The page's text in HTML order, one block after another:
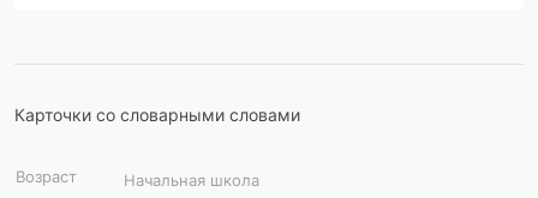
Карточки со словарными словами
Возраст
Начальная школа